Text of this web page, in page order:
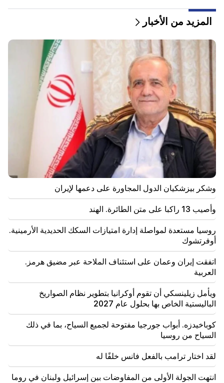
في حفل زفاف ابنتها (فيديو)
وشكر بيزشكيان الدول المجاورة على دعمها لإيران
وأصيب 13 راكبا على متن الطائرة. الهند
إن استدعاء Garegin B. Vepahar إلى المحكمة أمر غير
مقبول ومستهجن. آرام آي
22:09
اندلع حريق كبير في مكب للنفايات بالقرب من منطقة
سيليكيان في يريفان
21:48
كانت هناك تغييرات في خطوط الحافلات في يريفان
21:30
حياة يريفان على المذبح. فاردانيان يتحدث عن جودة الهواء
في يريفان (فيديو)
21:16
إنهم يحاولون إسكاتي بهذه الطريقة، لأنهم لا ينجحون في ذلك
في مجلس الأمة. إدغار غازاريان
20:30
كوتشاريان، وسركسيان، و"إينادو" لتير بيتروسيان. هذه
الحكومة لا تفعل شيئا للبلاد (فيديو)
20:05
اتهام جديد ضد جاجيك تساروكيان. ترامب يختار خليفته
(فيديو)
19:37 مهم
المزيد من الأخبار
وشكر بيزشكيان الدول المجاورة على دعمها لإيران
وأصيب 13 راكبا على متن الطائرة. الهند
روسيا مستعدة لمواصلة إدارة امتيازات السكك الحديدية الأرمينية.
أوفرتشوك
اتفقت إيران وعمان على استئناف الملاحة عبر مضيق هرمز.
العربية
ويأمل زيلينسكي أن تقوم أوكرانيا بتطوير نظام الصواريخ
الباليستية الخاص بها بحلول عام 2027
كوباخيدزه. أبواب جورجيا مفتوحة لجميع السياح، بما في ذلك
السياح من روسيا
لقد اختار ترامب بالفعل فانس خلفًا له
انتهت الجولة الأولى من المفاوضات بين إسرائيل ولبنان في روما